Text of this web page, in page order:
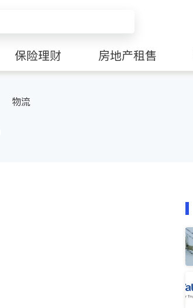
保险理财 房地产租售
物流